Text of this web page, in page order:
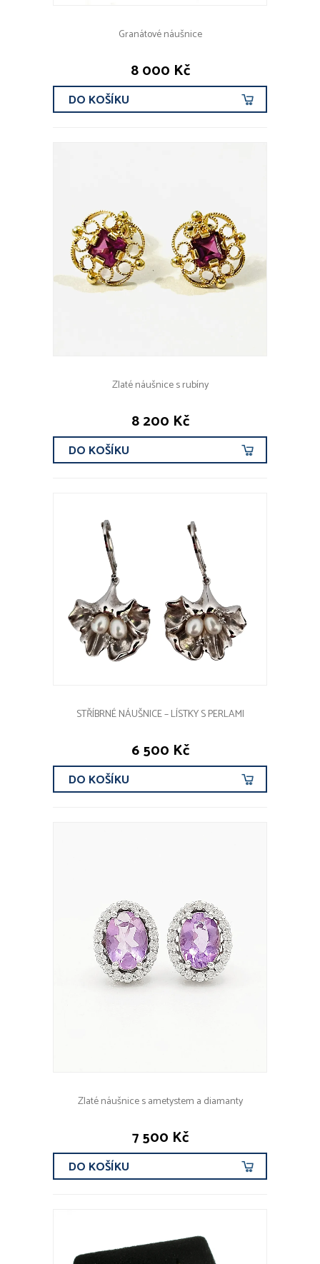
Granátové náušnice
8 000 Kč
DO KOŠÍKU
Zlaté náušnice s rubíny
8 200 Kč
DO KOŠÍKU
STŘÍBRNÉ NÁUŠNICE – LÍSTKY S PERLAMI
6 500 Kč
DO KOŠÍKU
Zlaté náušnice s ametystem a diamanty
7 500 Kč
DO KOŠÍKU